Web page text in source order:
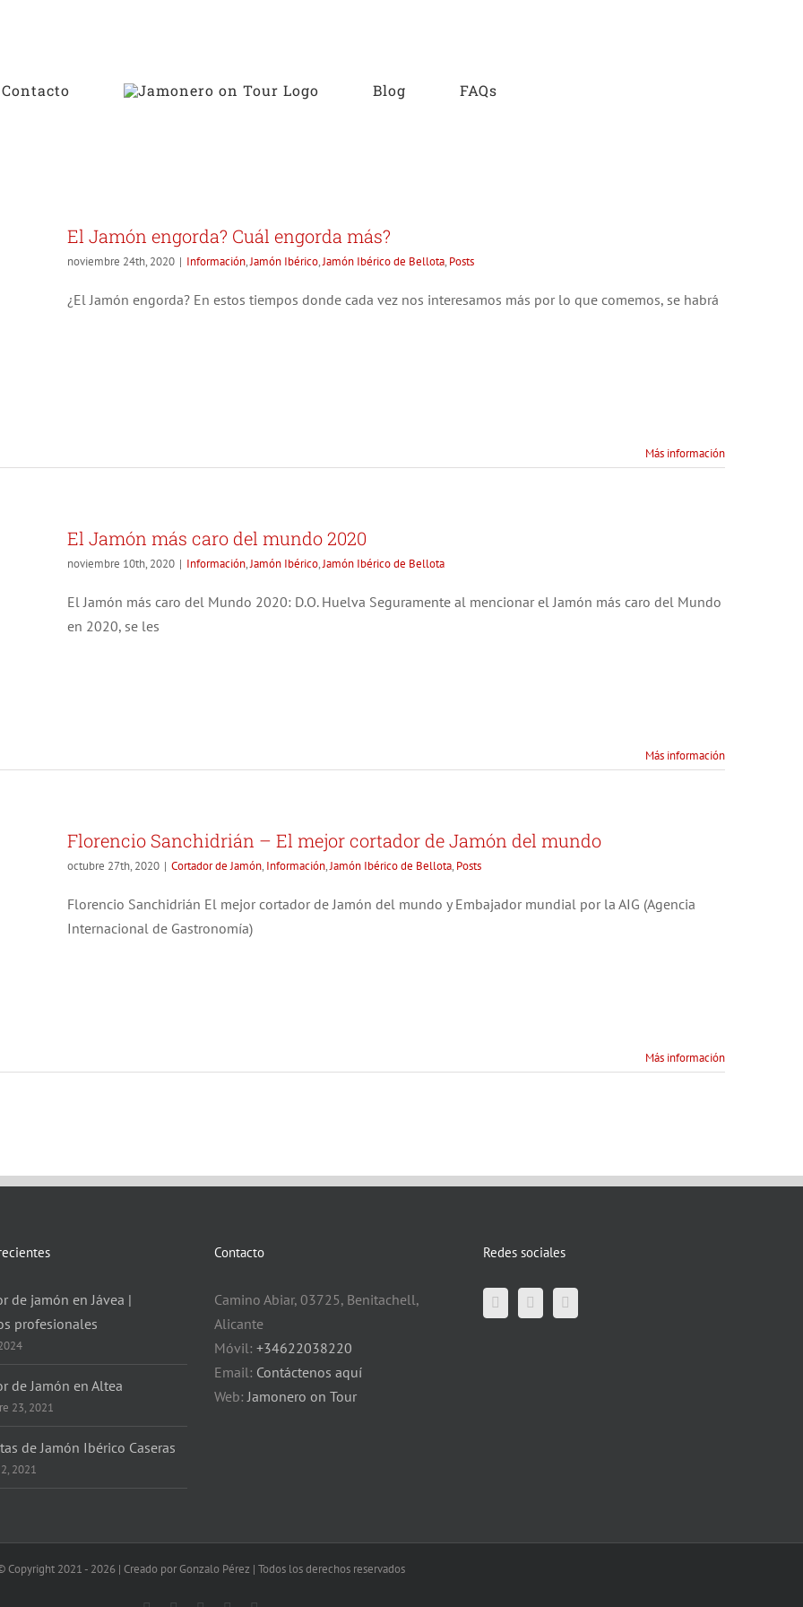
Contacto Blog FAQs
El Jamón engorda? Cuál engorda más?
noviembre 24th, 2020 | Información,Jamón Ibérico,Jamón Ibérico de Bellota, Posts
¿El Jamón engorda? En estos tiempos donde cada vez nos interesamos más por lo que comemos, se habrá
Más información
El Jamón más caro del mundo 2020
noviembre 10th, 2020 | Información,Jamón Ibérico,Jamón Ibérico de Bellota
El Jamón más caro del Mundo 2020: D.O. Huelva Seguramente al mencionar el Jamón más caro del Mundo
en 2020, se les
Más información
Florencio Sanchidrián – El mejor cortador de Jamón del mundo
octubre 27th, 2020 | Cortador de Jamón, Información,Jamón Ibérico de Bellota, Posts
Florencio Sanchidrián El mejor cortador de Jamón del mundo y Embajador mundial por la AIG (Agencia
Internacional de Gastronomía)
Más información
de jamón en Jávea |
profesionales
de Jamón en Altea
23, 2021
de Jamón Ibérico Caseras
2021
Contacto
Camino Abiar, 03725, Benitachell,
Alicante
Móvil: +34622038220
Email: Contáctenos aquí
Web:Jamonero on Tour
Redes sociales
Copyright 2021 - 2026 | Creado por Gonzalo Pérez | Todos los derechos reservados